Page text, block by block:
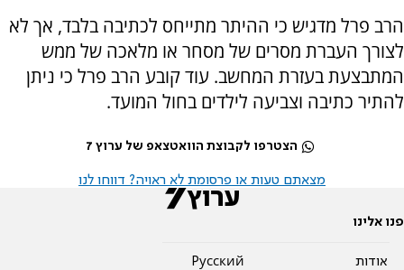
הרב פרל מדגיש כי ההיתר מתייחס לכתיבה בלבד, אך לא
לצורך העברת מסרים של מסחר או מלאכה של ממש
המתבצעת בעזרת המחשב. עוד קובע הרב פרל כי ניתן
להתיר כתיבה וצביעה לילדים בחול המועד.
הצטרפו לקבוצת הוואטצאפ של ערוץ 7
מצאתם טעות או פרסומת לא ראויה? דווחו לנו
פנו אלינו
אודות
Pусский